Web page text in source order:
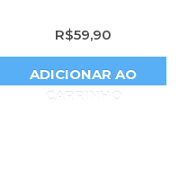
R$59,90
ADICIONAR AO
CARRINHO